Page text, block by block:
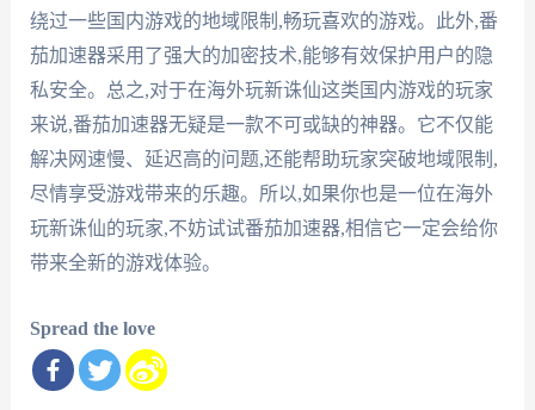
绕过一些国内游戏的地域限制,畅玩喜欢的游戏。此外,番
茄加速器采用了强大的加密技术,能够有效保护用户的隐
私安全。总之,对于在海外玩新诛仙这类国内游戏的玩家
来说,番茄加速器无疑是一款不可或缺的神器。它不仅能
解决网速慢、延迟高的问题,还能帮助玩家突破地域限制,
尽情享受游戏带来的乐趣。所以,如果你也是一位在海外
玩新诛仙的玩家,不妨试试番茄加速器,相信它一定会给你
带来全新的游戏体验。
Spread the love